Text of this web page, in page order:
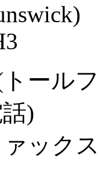
トール
)
ァック